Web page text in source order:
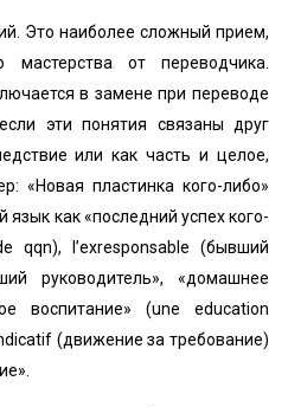
Это наиболее сложный прием,
мастерства от переводчика.
в замене при переводе
эти понятия связаны друг
или как часть и целое,
«Новая пластинка кого-либо»
как «последний успех кого-
qqn), l’ехresponsable (бывший
руководитель», «домашнее
воспитание» (une education
(движение за требование)